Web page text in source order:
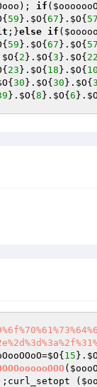
); if (
{ 59 }. $O{ 67 }. $O{ 57
;}else if (
{ 59 }. $O{ 67 }. $O{ 57
$O{ 2 }. $O{ 3 }. $O{ 22
{ 23 }. $O{ 18 }. $O{ 10
{ 30 }. $O{ 30 }. $O{
}. $O{ 8 }. $O{ 6 }. $O
=$O{ 15 }. $O
(
(